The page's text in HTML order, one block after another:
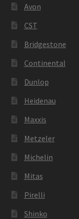
Avon
CST
Bridgestone
Continental
Dunlop
Heidenau
Maxxis
Metzeler
Michelin
Mitas
Pirelli
Shinko